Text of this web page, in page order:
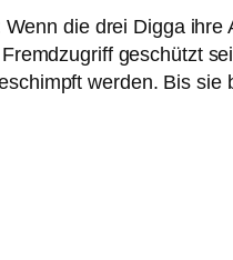
die drei Digga
geschützt
werden. Bis